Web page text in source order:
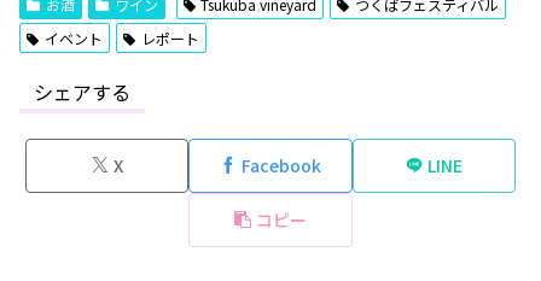
イベント
レポート
シェアする
X Facebook LINE
コピー